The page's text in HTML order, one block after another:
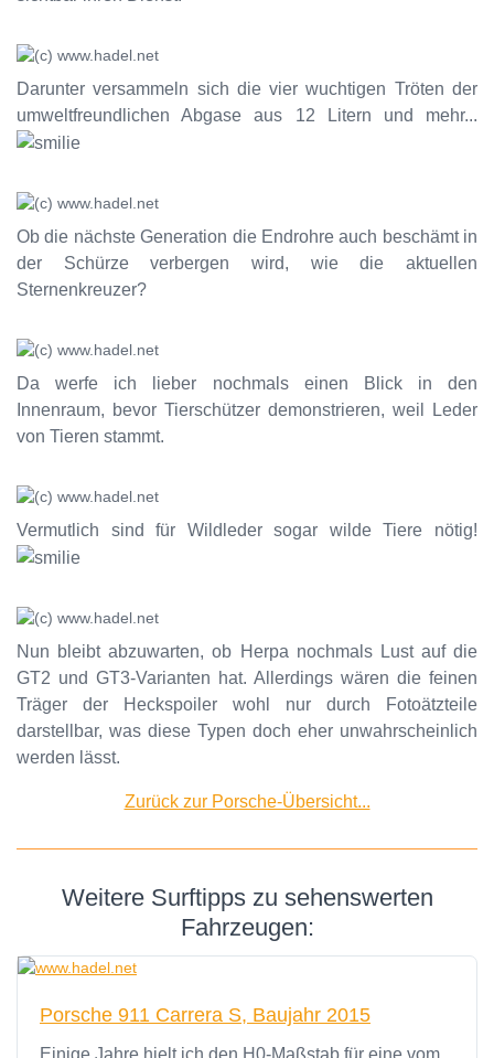
Darunter versammeln sich die vier wuchtigen Tröten der
umweltfreundlichen Abgase aus 12 Litern und mehr...
Ob die nächste Generation die Endrohre auch beschämt in
der Schürze verbergen wird, wie die aktuellen
Sternenkreuzer?
Da werfe ich lieber nochmals einen Blick in den
Innenraum, bevor Tierschützer demonstrieren, weil Leder
von Tieren stammt.
Vermutlich sind für Wildleder sogar wilde Tiere nötig!
Nun bleibt abzuwarten, ob Herpa nochmals Lust auf die
GT2 und GT3-Varianten hat. Allerdings wären die feinen
Träger der Heckspoiler wohl nur durch Fotoätzteile
darstellbar, was diese Typen doch eher unwahrscheinlich
werden lässt.
Zurück zur Porsche-Übersicht...
Weitere Surftipps zu sehenswerten
Fahrzeugen:
Porsche 911 Carrera S, Baujahr 2015